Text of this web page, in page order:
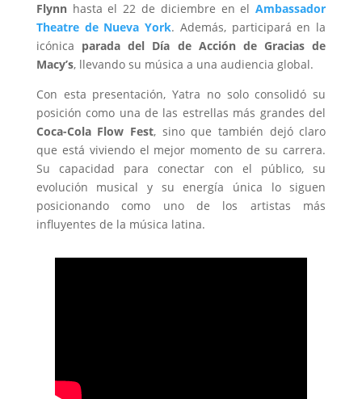
Flynnhasta el 22 de diciembre en elAmbassador
Theatre de Nueva York. Además, participará en la
icónica parada del Día de Acción de Gracias de
Macy’s, llevando su música a una audiencia global.
Con esta presentación, Yatra no solo consolidó su
posición como una de las estrellas más grandes del
Coca-Cola Flow Fest, sino que también dejó claro
que está viviendo el mejor momento de su carrera.
Su capacidad para conectar con el público, su
evolución musical y su energía única lo siguen
posicionando como uno de los artistas más
influyentes de la música latina.